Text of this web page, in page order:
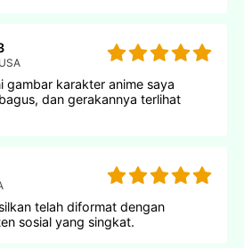
gambar karakter anime saya
dan gerakannya terlihat
telah diformat dengan
sosial yang singkat.